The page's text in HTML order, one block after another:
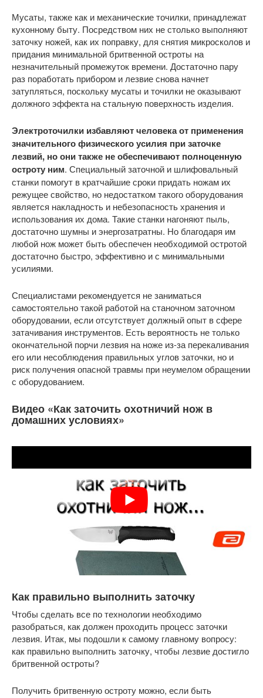
Мусаты, также как и механические точилки, принадлежат
кухонному быту. Посредством них не столько выполняют
заточку ножей, как их поправку, для снятия микросколов и
придания минимальной бритвенной остроты на
незначительный промежуток времени. Достаточно пару
раз поработать прибором и лезвие снова начнет
затупляться, поскольку мусаты и точилки не оказывают
должного эффекта на стальную поверхность изделия.
Электроточилки избавляют человека от применения
значительного физического усилия при заточке
лезвий, но они также не обеспечивают полноценную
остроту ним. Специальный заточной и шлифовальный
станки помогут в кратчайшие сроки придать ножам их
режущее свойство, но недостатком такого оборудования
является накладность и небезопасность хранения и
использования их дома. Такие станки нагоняют пыль,
достаточно шумны и энергозатратны. Но благодаря им
любой нож может быть обеспечен необходимой остротой
достаточно быстро, эффективно и с минимальными
усилиями.
Специалистами рекомендуется не заниматься
самостоятельно такой работой на станочном заточном
оборудовании, если отсутствует должный опыт в сфере
затачивания инструментов. Есть вероятность не только
окончательной порчи лезвия на ноже из-за перекаливания
его или несоблюдения правильных углов заточки, но и
риск получения опасной травмы при неумелом обращении
с оборудованием.
Видео «Как заточить охотничий нож в
домашних условиях»
Как правильно выполнить заточку
Чтобы сделать все по технологии необходимо
разобраться, как должен проходить процесс заточки
лезвия. Итак, мы подошли к самому главному вопросу:
как правильно выполнить заточку, чтобы лезвие достигло
бритвенной остроты?
Получить бритвенную остроту можно, если быть